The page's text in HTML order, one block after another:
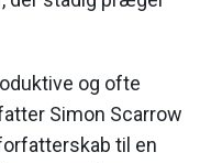
og ofte
Simon Scarrow
til en